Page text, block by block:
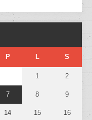
P L S
1 2
7 8 9
14 15 16